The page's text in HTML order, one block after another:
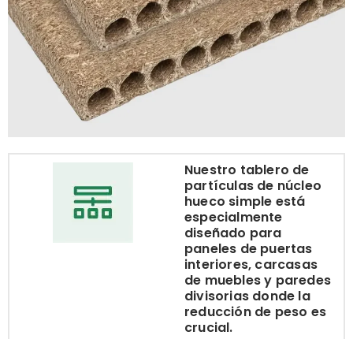
Nuestro tablero de
partículas de núcleo
hueco simple está
especialmente
diseñado para
paneles de puertas
interiores, carcasas
de muebles y paredes
divisorias donde la
reducción de peso es
crucial.